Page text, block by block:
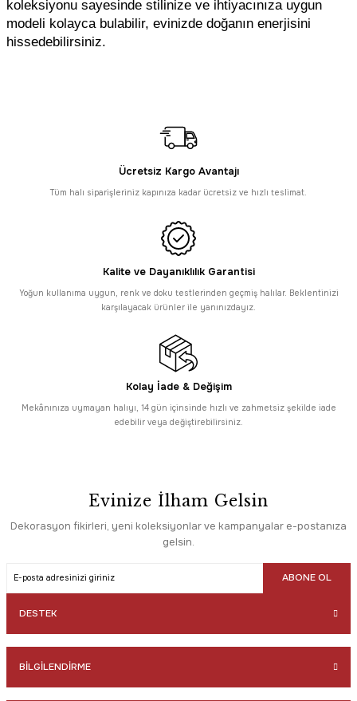
koleksiyonu sayesinde stilinize ve ihtiyacınıza uygun
modeli kolayca bulabilir, evinizde doğanın enerjisini
hissedebilirsiniz.
Ücretsiz Kargo Avantajı
Tüm halı siparişleriniz kapınıza kadar ücretsiz ve hızlı teslimat.
Kalite ve Dayanıklılık Garantisi
Yoğun kullanıma uygun, renk ve doku testlerinden geçmiş halılar. Beklentinizi
karşılayacak ürünler ile yanınızdayız.
Kolay İade & Değişim
Mekânınıza uymayan halıyı, 14 gün içinsinde hızlı ve zahmetsiz şekilde iade
edebilir veya değiştirebilirsiniz.
Evinize İlham Gelsin
Dekorasyon fikirleri, yeni koleksiyonlar ve kampanyalar e-postanıza
gelsin.
ABONE OL
DESTEK
BİLGİLENDİRME